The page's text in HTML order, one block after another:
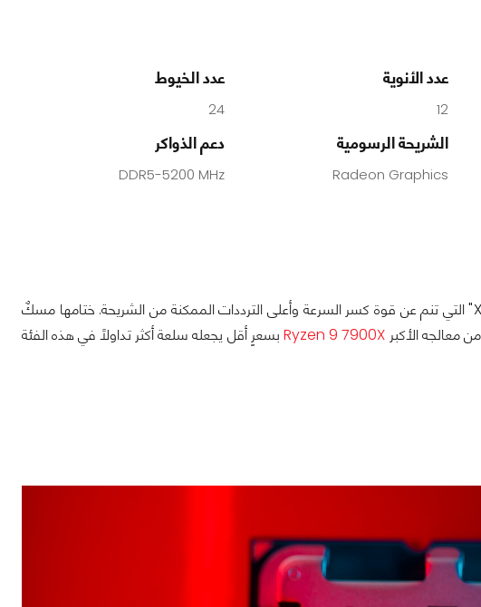
عدد الأنوية
12
عدد الخيوط
24
الشريحة الرسومية
Radeon Graphics
دعم الذواكر
DDR5-5200 MHz
أخر ما سنراجعه من معالجات AMD Ryzen بنسخها التي تأتي بدون هذه الـ "X" التي تنم عن قوة كسر السرعة وأعلى الترددات الممكنة من الشريحة. ختامها مسكٌ
بسعرٍ أقل يجعله سلعة أكثر تداولاً في هذه الفئة